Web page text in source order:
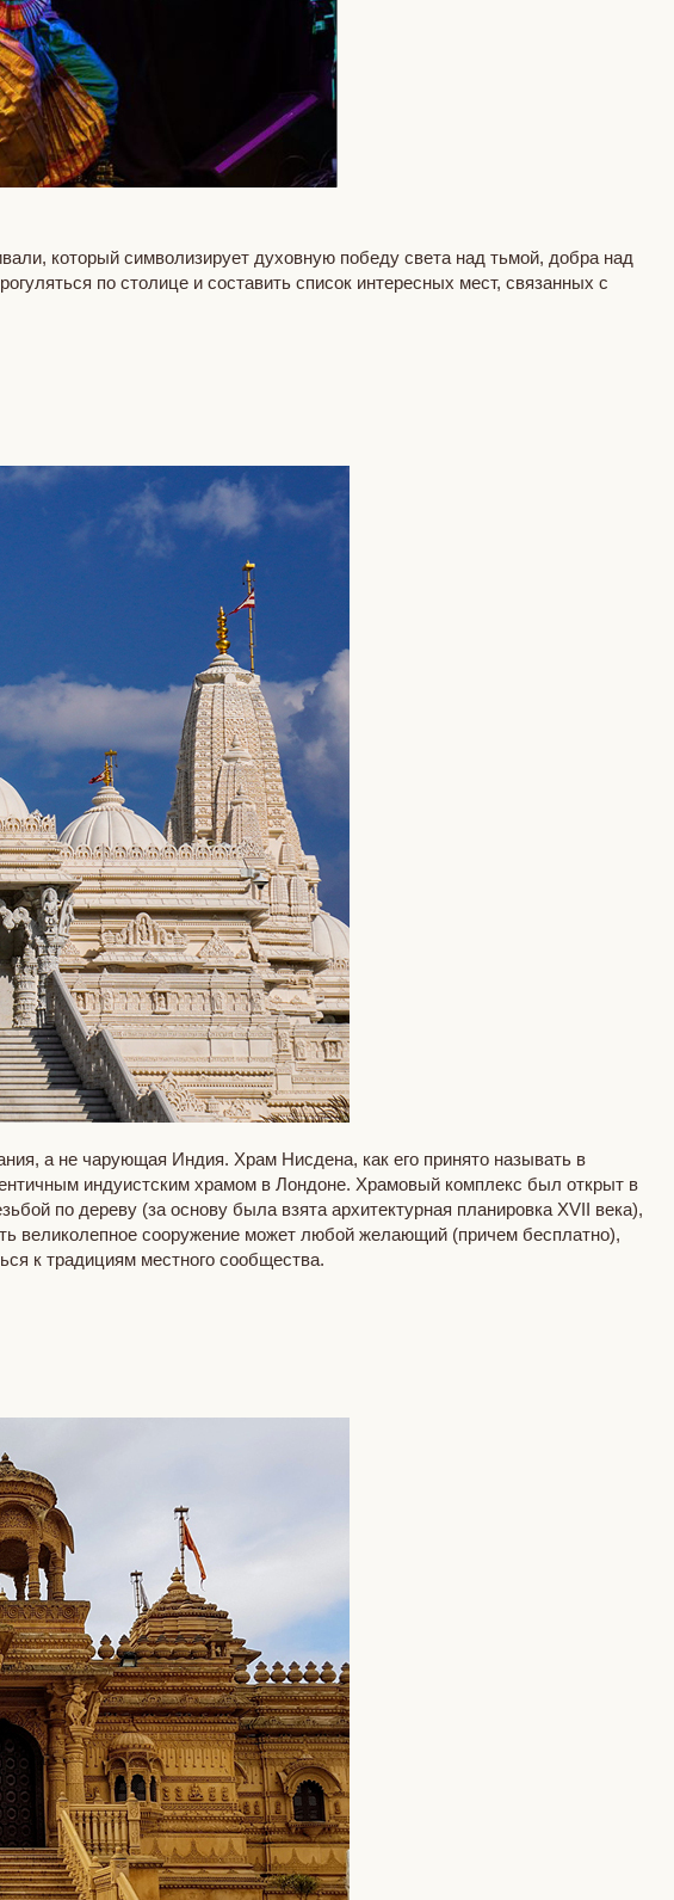
который символизирует духовную победу света над тьмой, добра над
по столице и составить список интересных мест, связанных с
а не чарующая Индия. Храм Нисдена, как его принято называть в
индуистским храмом в Лондоне. Храмовый комплекс был открыт в
по дереву (за основу была взята архитектурная планировка XVII века),
великолепное сооружение может любой желающий (причем бесплатно),
к традициям местного сообщества.